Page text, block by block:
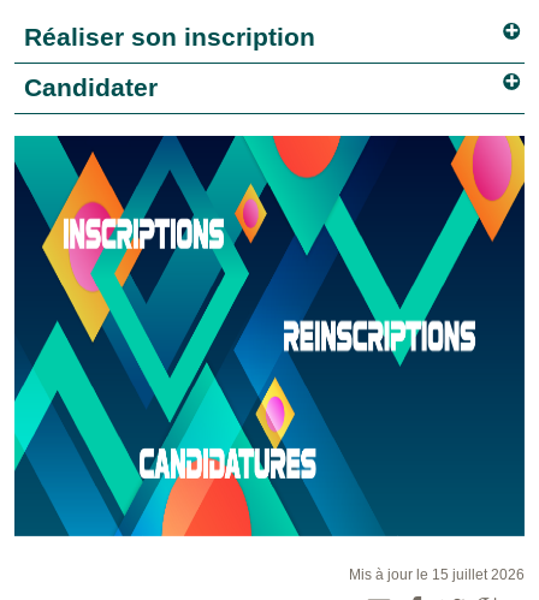
Réaliser son inscription
Candidater
Mis à jour le 15 juillet 2026